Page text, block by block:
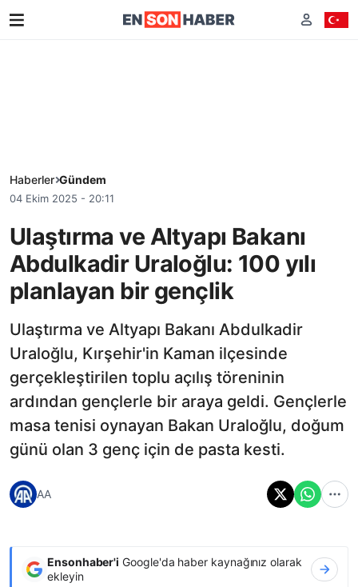
Haberler Gündem
04 Ekim 2025 - 20:11
Ulaştırma ve Altyapı Bakanı
Abdulkadir Uraloğlu: 100 yılı
planlayan bir gençlik
Ulaştırma ve Altyapı Bakanı Abdulkadir
Uraloğlu, Kırşehir'in Kaman ilçesinde
gerçekleştirilen toplu açılış töreninin
ardından gençlerle bir araya geldi. Gençlerle
masa tenisi oynayan Bakan Uraloğlu, doğum
günü olan 3 genç için de pasta kesti.
AA
Ensonhaber'i Google'da haber kaynağınız olarak
ekleyin